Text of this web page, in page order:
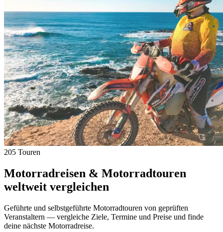
205 Touren
Motorradreisen & Motorradtouren
weltweit vergleichen
Geführte und selbstgeführte Motorradtouren von geprüften
Veranstaltern — vergleiche Ziele, Termine und Preise und finde
deine nächste Motorradreise.